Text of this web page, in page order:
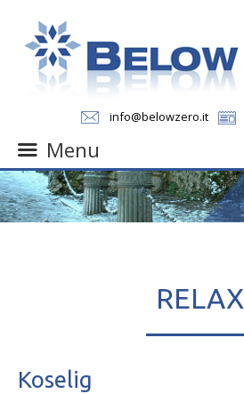
info@belowzero.it
Menu
Skip
to
content
RELAX
Koselig